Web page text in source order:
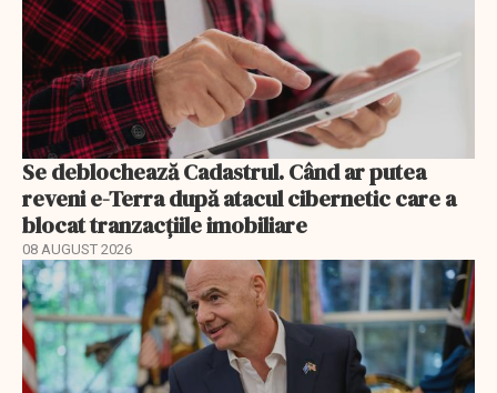
Se deblochează Cadastrul. Când ar putea
reveni e-Terra după atacul cibernetic care a
blocat tranzacțiile imobiliare
08 AUGUST 2026